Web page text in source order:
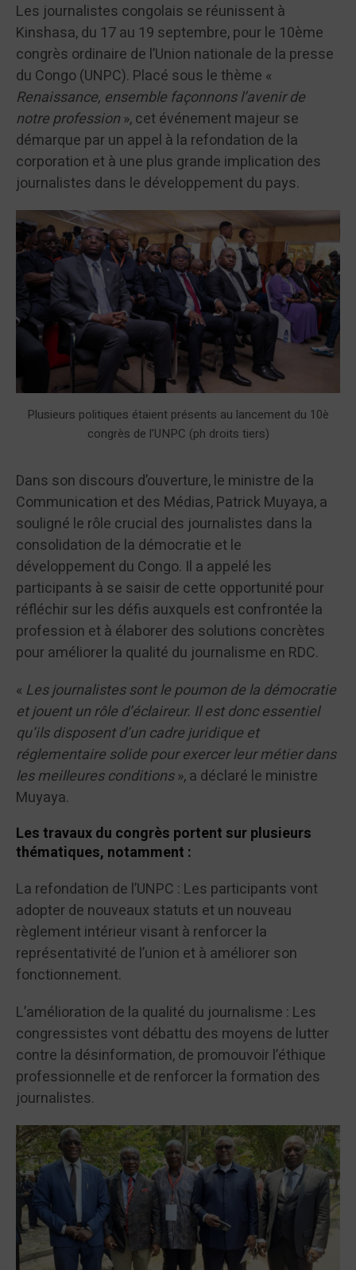
Les journalistes congolais se réunissent à
Kinshasa, du 17 au 19 septembre, pour le 10ème
congrès ordinaire de l’Union nationale de la presse
du Congo (UNPC). Placé sous le thème «
Renaissance, ensemble façonnons l’avenir de
notre profession», cet événement majeur se
démarque par un appel à la refondation de la
corporation et à une plus grande implication des
journalistes dans le développement du pays.
Plusieurs politiques étaient présents au lancement du 10è
congrès de l’UNPC (ph droits tiers)
Dans son discours d’ouverture, le ministre de la
Communication et des Médias, Patrick Muyaya, a
souligné le rôle crucial des journalistes dans la
consolidation de la démocratie et le
développement du Congo. Il a appelé les
participants à se saisir de cette opportunité pour
réfléchir sur les défis auxquels est confrontée la
profession et à élaborer des solutions concrètes
pour améliorer la qualité du journalisme en RDC.
« Les journalistes sont le poumon de la démocratie
et jouent un rôle d’éclaireur. Il est donc essentiel
qu’ils disposent d’un cadre juridique et
réglementaire solide pour exercer leur métier dans
les meilleures conditions», a déclaré le ministre
Muyaya.
Les travaux du congrès portent sur plusieurs
thématiques, notamment :
La refondation de l’UNPC : Les participants vont
adopter de nouveaux statuts et un nouveau
règlement intérieur visant à renforcer la
représentativité de l’union et à améliorer son
fonctionnement.
L’amélioration de la qualité du journalisme : Les
congressistes vont débattu des moyens de lutter
contre la désinformation, de promouvoir l’éthique
professionnelle et de renforcer la formation des
journalistes.